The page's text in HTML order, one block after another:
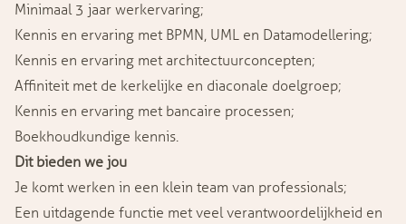
Minimaal 3 jaar werkervaring;
Kennis en ervaring met BPMN, UML en Datamodellering;
Kennis en ervaring met architectuurconcepten;
Affiniteit met de kerkelijke en diaconale doelgroep;
Kennis en ervaring met bancaire processen;
Boekhoudkundige kennis.
Dit bieden we jou
Je komt werken in een klein team van professionals;
Een uitdagende functie met veel verantwoordelijkheid en